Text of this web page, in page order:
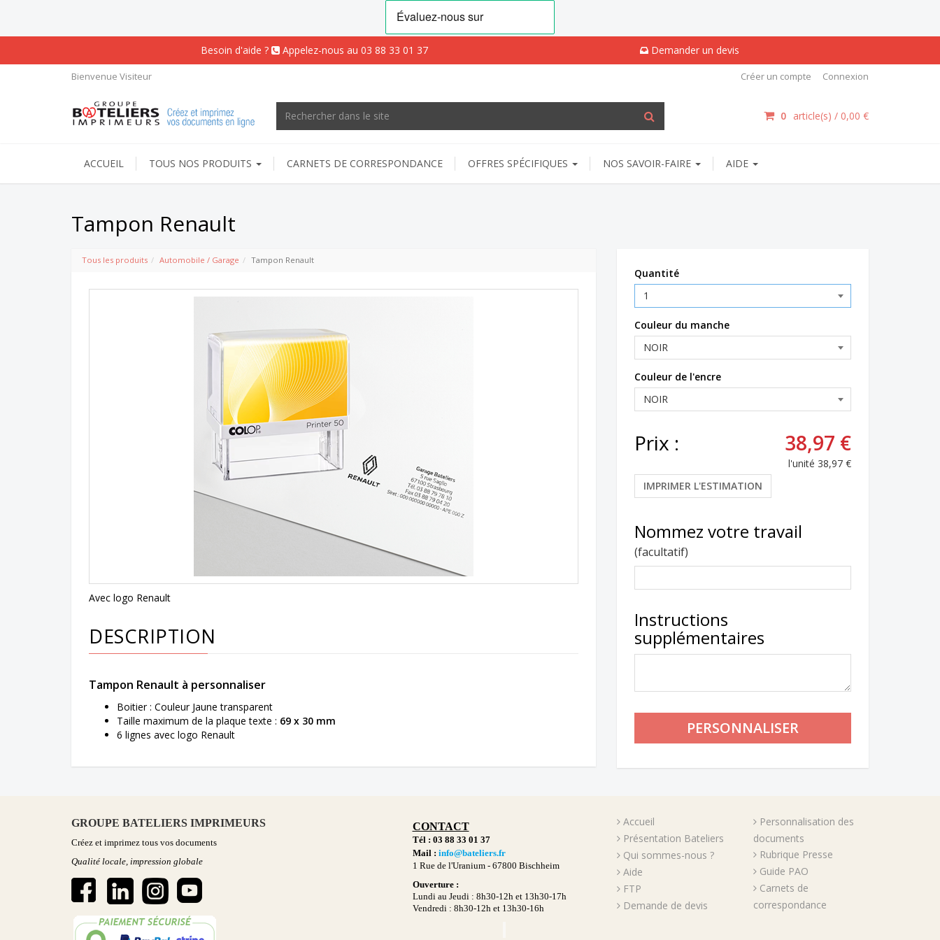
Besoin d'aide ? Appelez-nous au 03 88 33 01 37 Demander un devis
Bienvenue Visiteur Créer un compte Connexion
0 article(s) / 0,00 €
ACCUEIL TOUS NOS PRODUITS CARNETS DE CORRESPONDANCE OFFRES SPÉCIFIQUES NOS SAVOIR-FAIRE AIDE
Tampon Renault
Quantité
Couleur du manche
Couleur de l'encre
Prix : 38,97 €
l'unité 38,97 €
IMPRIMER L'ESTIMATION
Nommez votre travail
(facultatif)
Instructions
supplémentaires
Tous les produits Automobile / Garage Tampon Renault
Avec logo Renault
DESCRIPTION
Tampon Renault à personnaliser
Boitier : Couleur Jaune transparent
Taille maximum de la plaque texte : 69 x 30 mm
6 lignes avec logo Renault
GROUPE BATELIERS IMPRIMEURS
Créez et imprimez tous vos documents
Qualité locale, impression globale
CONTACT
Tél : 03 88 33 01 37
Mail : info@bateliers.fr
1 Rue de l'Uranium - 67800 Bischheim
Ouverture :
Lundi au Jeudi : 8h30-12h et 13h30-17h
Vendredi : 8h30-12h et 13h30-16h
Accueil
Présentation Bateliers
Qui sommes-nous ?
Aide
FTP
Demande de devis
Personnalisation des
documents
Rubrique Presse
Guide PAO
Carnets de
correspondance